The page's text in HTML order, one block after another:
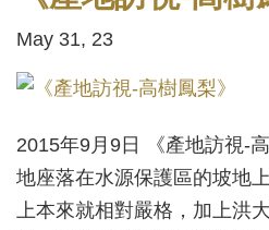
May 31, 23
2015年9月9日 《產地訪視-
地座落在水源保護區的坡地
上本來就相對嚴格，加上洪